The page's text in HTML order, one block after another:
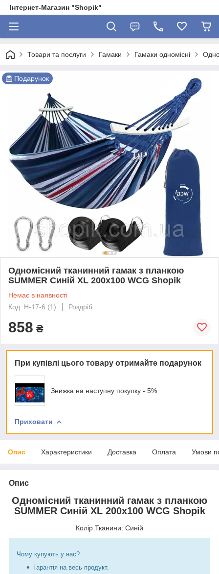
Інтернет-Магазин "Shopik"
Товари та послуги Гамаки Гамаки одномісні
Подарунок
Одномісний тканинний гамак з планкою
SUMMER Синій XL 200х100 WCG Shopik
Немає в наявності
Код: H-17-6 (1)
Роздріб
858 ₴
При купівлі цього товару отримайте подарунок
Знижка на наступну покупку - 5%
Приховати
Опис Характеристики Доставка Оплата Умови
Опис
Одномісний тканинний гамак з планкою
SUMMER Синій XL 200х100 WCG Shopik
Колір Тканини: Синій
Чому купують у нас?
Гарантія на весь продукт.